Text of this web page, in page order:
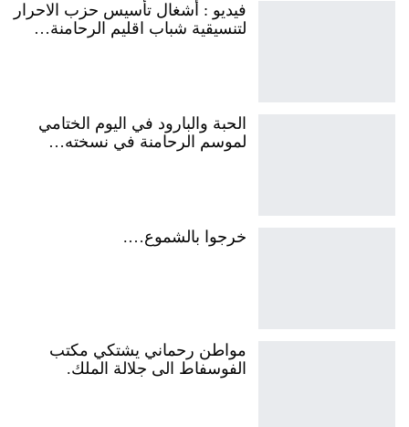
فيديو : أشغال تأسيس حزب الاحرار
لتنسيقية شباب اقليم الرحامنة…
الحبة والبارود في اليوم الختامي
لموسم الرحامنة في نسخته…
خرجوا بالشموع….
مواطن رحماني يشتكي مكتب
الفوسفاط الى جلالة الملك.